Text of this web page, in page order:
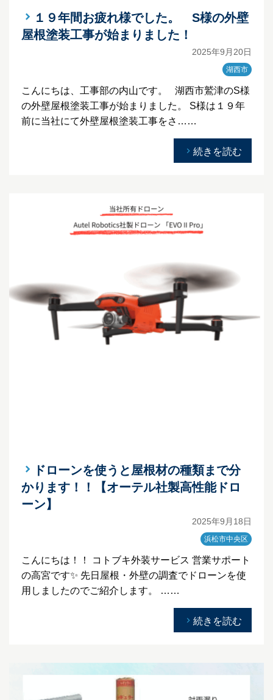
１９年間お疲れ様でした。 S様の外壁
屋根塗装工事が始まりました！
2025年9月20日
湖西市
こんにちは、工事部の内山です。 湖西市鷲津のS様
の外壁屋根塗装工事が始まりました。 S様は１９年
前に当社にて外壁屋根塗装工事をさ……
続きを読む
ドローンを使うと屋根材の種類まで分
かります！！【オーテル社製高性能ドロ
ーン】
2025年9月18日
浜松市中央区
こんにちは！！ コトブキ外装サービス 営業サポート
の高宮です✨ 先日屋根・外壁の調査でドローンを使
用しましたのでご紹介します。 ……
続きを読む